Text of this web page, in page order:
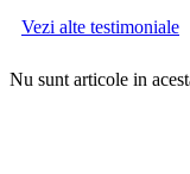
Vezi alte testimoniale
Nu sunt articole in